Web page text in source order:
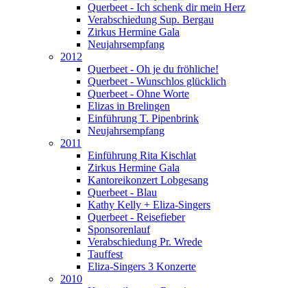
Querbeet - Ich schenk dir mein Herz
Verabschiedung Sup. Bergau
Zirkus Hermine Gala
Neujahrsempfang
2012
Querbeet - Oh je du fröhliche!
Querbeet - Wunschlos glücklich
Querbeet - Ohne Worte
Elizas in Brelingen
Einführung T. Pipenbrink
Neujahrsempfang
2011
Einführung Rita Kischlat
Zirkus Hermine Gala
Kantoreikonzert Lobgesang
Querbeet - Blau
Kathy Kelly + Eliza-Singers
Querbeet - Reisefieber
Sponsorenlauf
Verabschiedung Pr. Wrede
Tauffest
Eliza-Singers 3 Konzerte
2010